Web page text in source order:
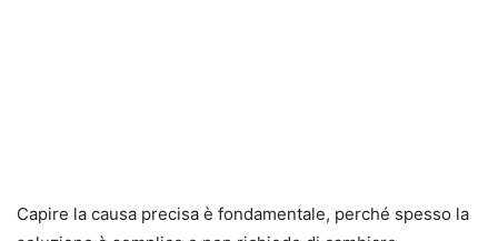
Capire la causa precisa è fondamentale, perché spesso la